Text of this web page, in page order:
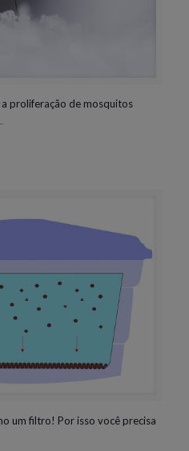
proliferação de mosquitos
um filtro! Por isso você precisa